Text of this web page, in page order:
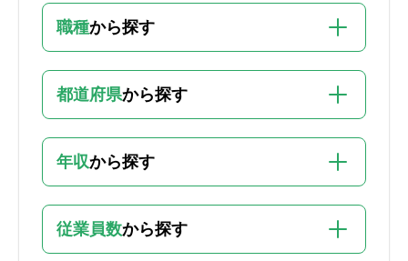
職種から探す
都道府県から探す
年収から探す
従業員数から探す